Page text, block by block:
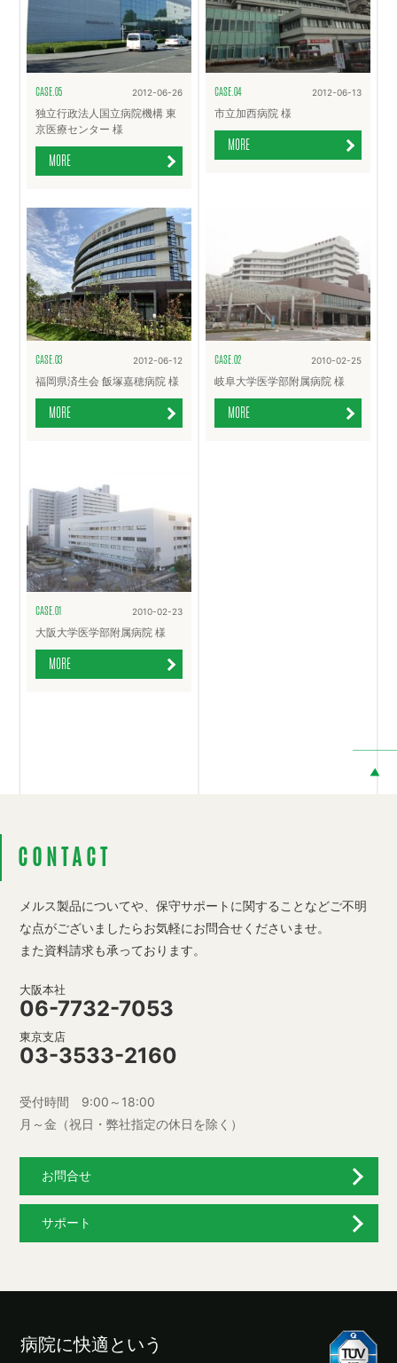
CASE.05 2012-06-26
独立行政法人国立病院機構 東
京医療センター 様
MORE
CASE.04 2012-06-13
市立加西病院 様
MORE
CASE.03 2012-06-12
福岡県済生会 飯塚嘉穂病院 様
MORE
CASE.02 2010-02-25
岐阜大学医学部附属病院 様
MORE
CASE.01 2010-02-23
大阪大学医学部附属病院 様
MORE
CONTACT
メルス製品についてや、保守サポートに関することなどご不明
な点がございましたらお気軽にお問合せくださいませ。
また資料請求も承っております。
大阪本社
06-7732-7053
東京支店
03-3533-2160
受付時間 9:00～18:00
月～金（祝日・弊社指定の休日を除く）
お問合せ
サポート
病院に快適という